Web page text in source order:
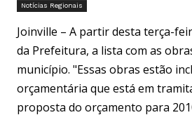
Notícias Regionais
Joinville – A partir desta terça-
da Prefeitura, a lista com as
município. "Essas obras estão
orçamentária que está em
proposta do orçamento para